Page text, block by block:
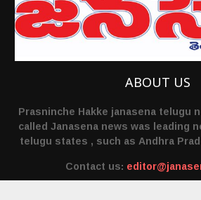
ABOUT US
Prasninche Hakke janasena telugu
called Janasena news was leading
telugu states , such as Andhra
Contact us: